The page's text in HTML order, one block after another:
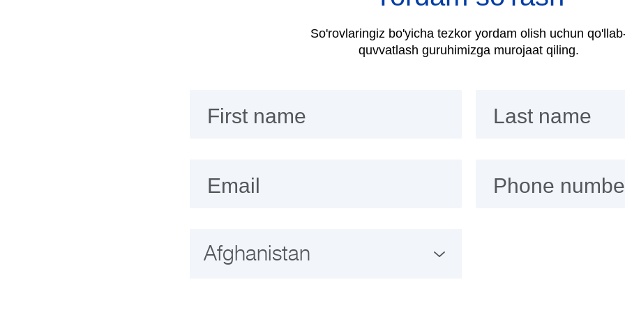
So'rovlaringiz bo'yicha tezkor yordam olish uchun
quvvatlash guruhimizga murojaat qiling.
First name Last name
Email Phone